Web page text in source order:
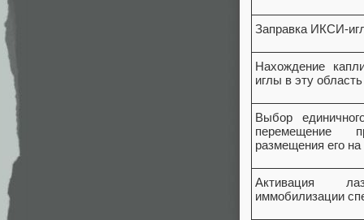
Заправка ИКСИ-
Нахождение
иглы в эту область
Выбор
перемещение
размещения его на
Активация
иммобилизации